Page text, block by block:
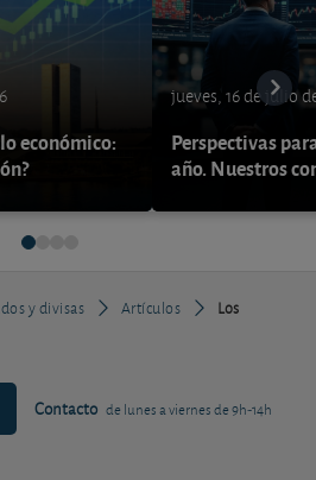
económico:
jueves, 16 de julio
Perspectivas
año. Nuestros
y divisas Artículos
Los
Contacto de lunes a viernes de 9h-14h